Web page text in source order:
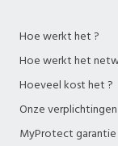
Hoe werkt het ?
Hoe werkt het
Hoeveel kost het ?
Onze verplichtingen
MyProtect garantie